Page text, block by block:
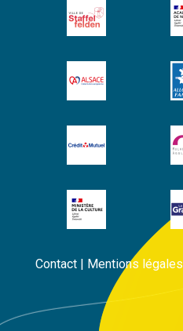
Contact| Mentions légales